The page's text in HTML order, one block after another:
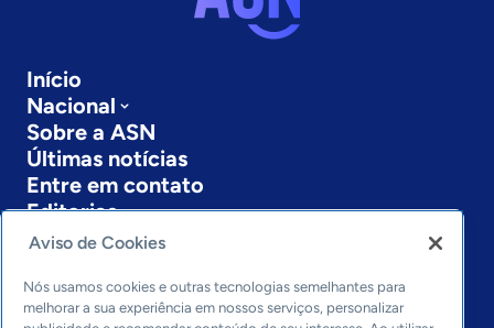
Início
Nacional
Sobre a ASN
Últimas notícias
Entre em contato
Editorias
Economia & Política
Inovação & Tecnologia
Cultura empreendedora
Aviso de Cookies
Nós usamos cookies e outras tecnologias semelhantes para
melhorar a sua experiência em nossos serviços, personalizar